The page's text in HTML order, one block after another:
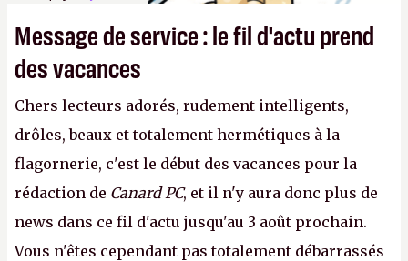
Message de service : le fil d'actu prend
des vacances
Chers lecteurs adorés, rudement intelligents,
drôles, beaux et totalement hermétiques à la
flagornerie, c'est le début des vacances pour la
rédaction de Canard PC, et il n'y aura donc plus de
news dans ce fil d'actu jusqu'au 3 août prochain.
Vous n'êtes cependant pas totalement débarrassés